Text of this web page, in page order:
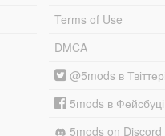
Terms of Use
DMCA
@5mods в Твіттері
5mods в Фейсбуці
5mods on Discord